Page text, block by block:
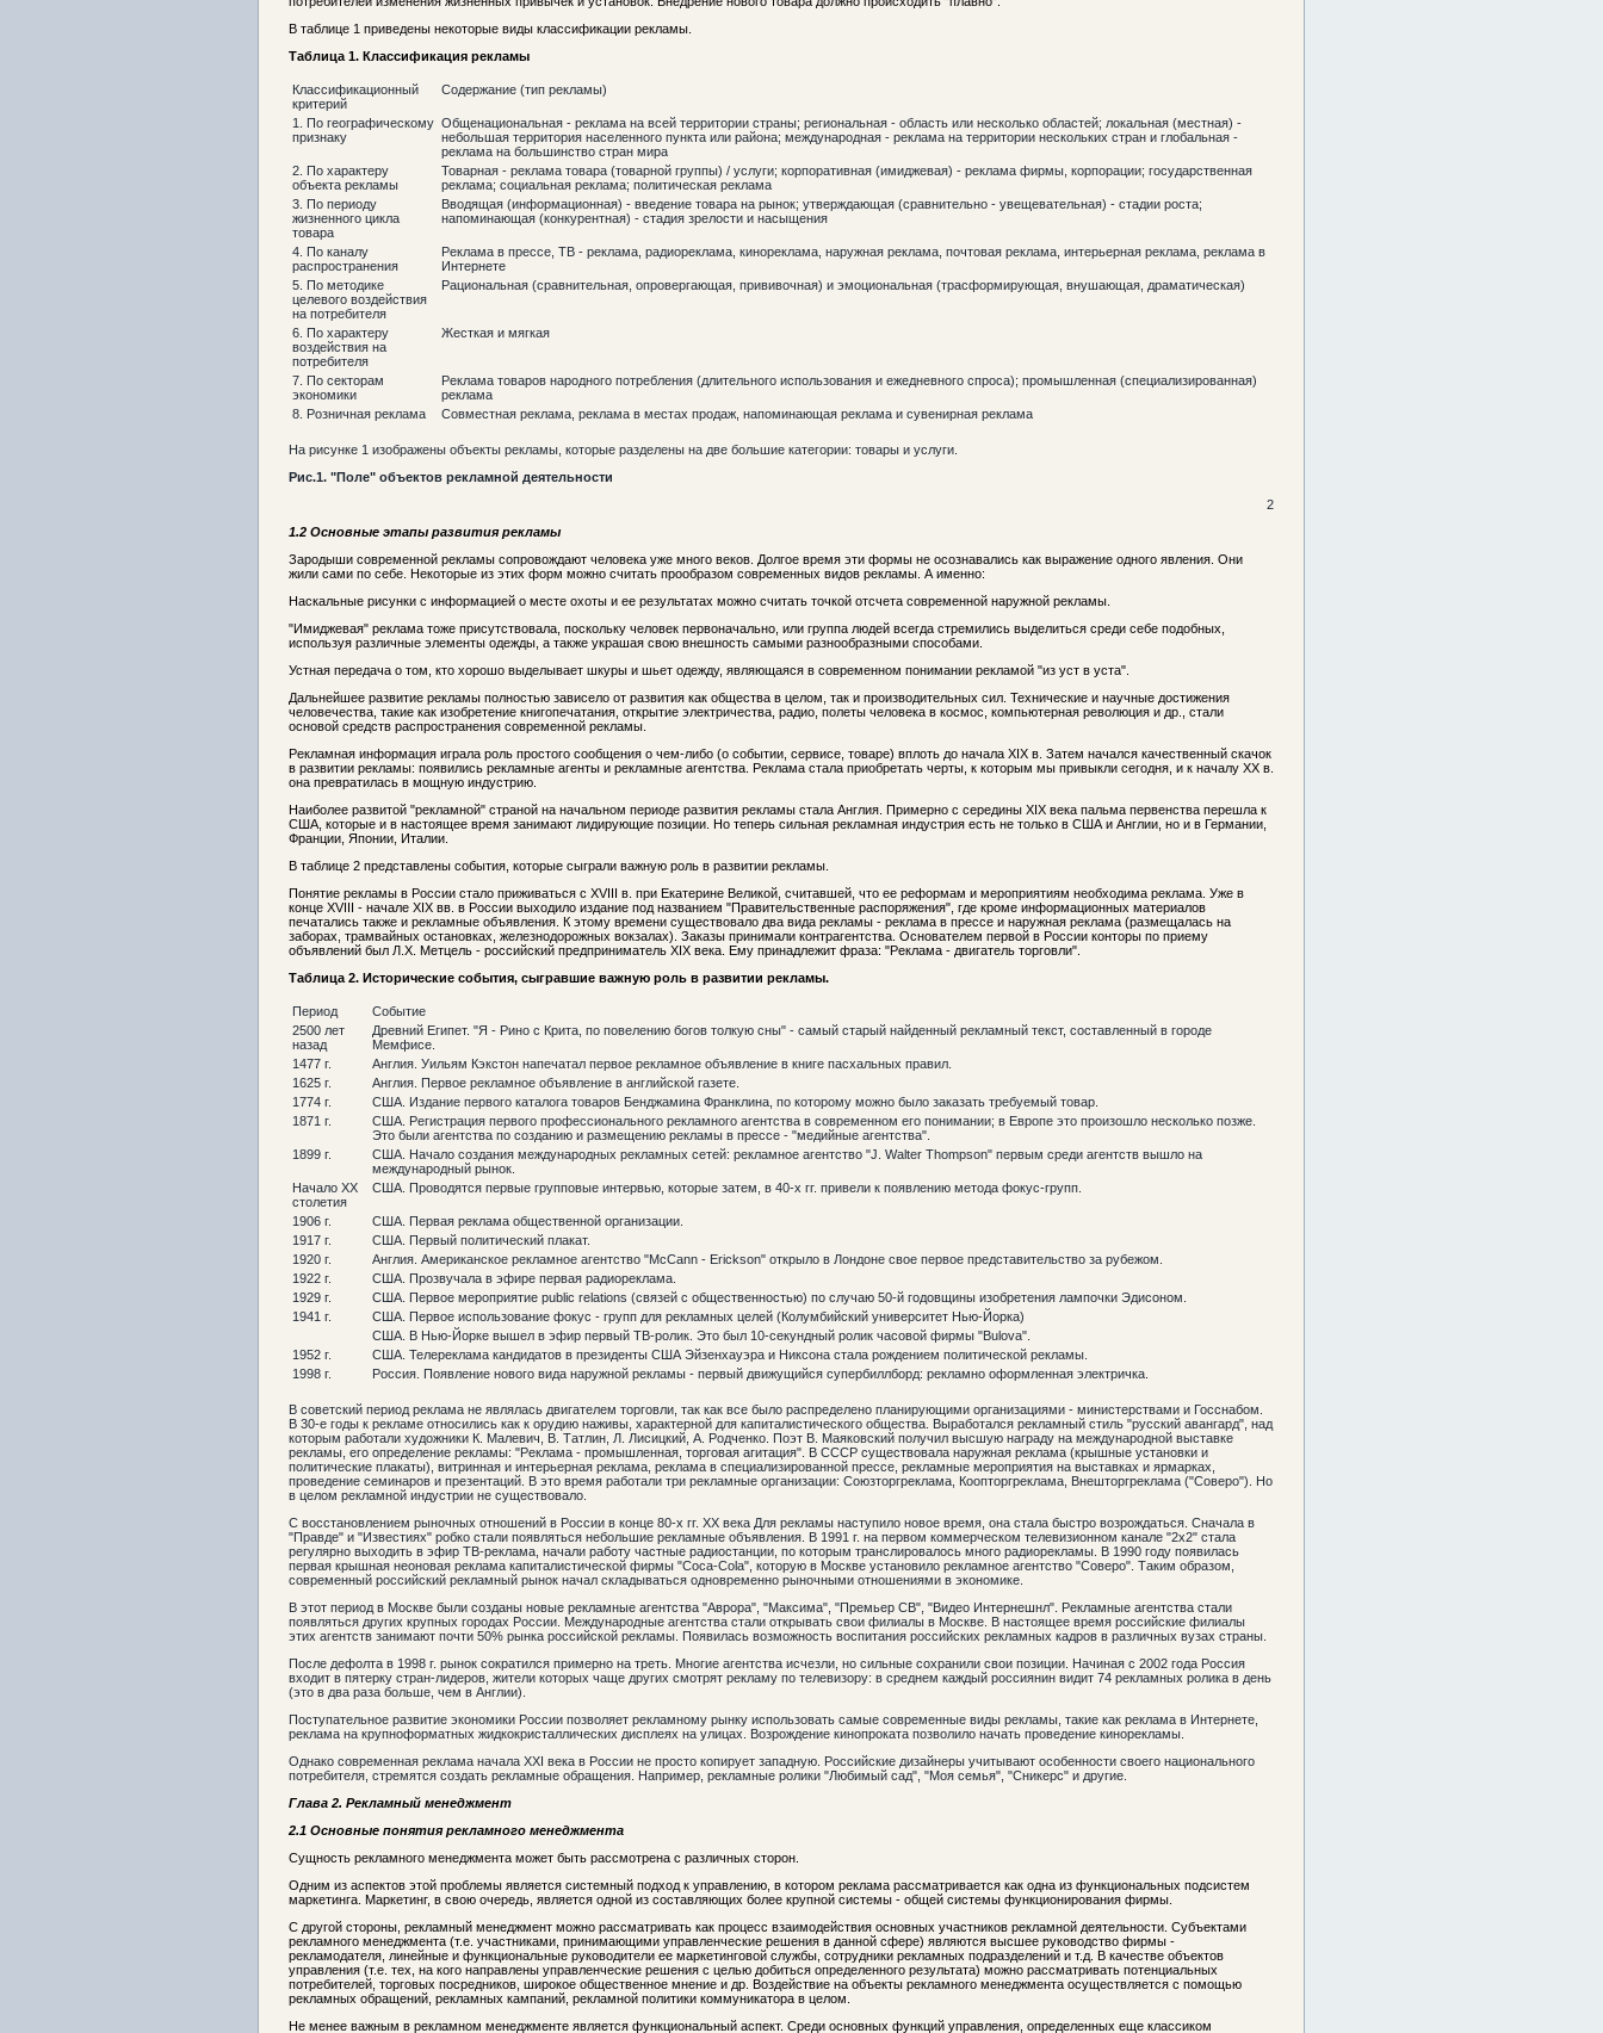
В таблице 1 приведены некоторые виды классификации рекламы.
Таблица 1. Классификация рекламы
Классификационный
критерий
Содержание (тип рекламы)
1. По географическому
признаку
Общенациональная - реклама на всей территории страны; региональная - область или несколько областей; локальная (местная) -
небольшая территория населенного пункта или района; международная - реклама на территории нескольких стран и глобальная -
реклама на большинство стран мира
2. По характеру
объекта рекламы
Товарная - реклама товара (товарной группы) / услуги; корпоративная (имиджевая) - реклама фирмы, корпорации; государственная
реклама; социальная реклама; политическая реклама
3. По периоду
жизненного цикла
товара
Вводящая (информационная) - введение товара на рынок; утверждающая (сравнительно - увещевательная) - стадии роста;
напоминающая (конкурентная) - стадия зрелости и насыщения
4. По каналу
распространения
Реклама в прессе, ТВ - реклама, радиореклама, кинореклама, наружная реклама, почтовая реклама, интерьерная реклама, реклама в
Интернете
5. По методике
целевого воздействия
на потребителя
Рациональная (сравнительная, опровергающая, прививочная) и эмоциональная (трасформирующая, внушающая, драматическая)
6. По характеру
воздействия на
потребителя
Жесткая и мягкая
7. По секторам
экономики
Реклама товаров народного потребления (длительного использования и ежедневного спроса); промышленная (специализированная)
реклама
8. Розничная реклама
Совместная реклама, реклама в местах продаж, напоминающая реклама и сувенирная реклама
На рисунке 1 изображены объекты рекламы, которые разделены на две большие категории: товары и услуги.
Рис.1. "Поле" объектов рекламной деятельности
2
1.2 Основные этапы развития рекламы
Зародыши современной рекламы сопровождают человека уже много веков. Долгое время эти формы не осознавались как выражение одного явления. Они
жили сами по себе. Некоторые из этих форм можно считать прообразом современных видов рекламы. А именно:
Наскальные рисунки с информацией о месте охоты и ее результатах можно считать точкой отсчета современной наружной рекламы.
"Имиджевая" реклама тоже присутствовала, поскольку человек первоначально, или группа людей всегда стремились выделиться среди себе подобных,
используя различные элементы одежды, а также украшая свою внешность самыми разнообразными способами.
Устная передача о том, кто хорошо выделывает шкуры и шьет одежду, являющаяся в современном понимании рекламой "из уст в уста".
Дальнейшее развитие рекламы полностью зависело от развития как общества в целом, так и производительных сил. Технические и научные достижения
человечества, такие как изобретение книгопечатания, открытие электричества, радио, полеты человека в космос, компьютерная революция и др., стали
основой средств распространения современной рекламы.
Рекламная информация играла роль простого сообщения о чем-либо (о событии, сервисе, товаре) вплоть до начала XIX в. Затем начался качественный скачок
в развитии рекламы: появились рекламные агенты и рекламные агентства. Реклама стала приобретать черты, к которым мы привыкли сегодня, и к началу XX в.
она превратилась в мощную индустрию.
Наиболее развитой "рекламной" страной на начальном периоде развития рекламы стала Англия. Примерно с середины XIX века пальма первенства перешла к
США, которые и в настоящее время занимают лидирующие позиции. Но теперь сильная рекламная индустрия есть не только в США и Англии, но и в Германии,
Франции, Японии, Италии.
В таблице 2 представлены события, которые сыграли важную роль в развитии рекламы.
Понятие рекламы в России стало приживаться с XVIII в. при Екатерине Великой, считавшей, что ее реформам и мероприятиям необходима реклама. Уже в
конце XVIII - начале XIX вв. в России выходило издание под названием "Правительственные распоряжения", где кроме информационных материалов
печатались также и рекламные объявления. К этому времени существовало два вида рекламы - реклама в прессе и наружная реклама (размещалась на
заборах, трамвайных остановках, железнодорожных вокзалах). Заказы принимали контрагентства. Основателем первой в России конторы по приему
объявлений был Л.Х. Метцель - российский предприниматель XIX века. Ему принадлежит фраза: "Реклама - двигатель торговли".
Таблица 2. Исторические события, сыгравшие важную роль в развитии рекламы.
Период
Событие
2500 лет
назад
Древний Египет. "Я - Рино с Крита, по повелению богов толкую сны" - самый старый найденный рекламный текст, составленный в городе
Мемфисе.
1477 г.
Англия. Уильям Кэкстон напечатал первое рекламное объявление в книге пасхальных правил.
1625 г.
Англия. Первое рекламное объявление в английской газете.
1774 г.
США. Издание первого каталога товаров Бенджамина Франклина, по которому можно было заказать требуемый товар.
1871 г.
США. Регистрация первого профессионального рекламного агентства в современном его понимании; в Европе это произошло несколько позже.
Это были агентства по созданию и размещению рекламы в прессе - "медийные агентства".
1899 г.
США. Начало создания международных рекламных сетей: рекламное агентство "J. Walter Thompson" первым среди агентств вышло на
международный рынок.
Начало XX
столетия
США. Проводятся первые групповые интервью, которые затем, в 40-х гг. привели к появлению метода фокус-групп.
1906 г.
США. Первая реклама общественной организации.
1917 г.
США. Первый политический плакат.
1920 г.
Англия. Американское рекламное агентство "McCann - Erickson" открыло в Лондоне свое первое представительство за рубежом.
1922 г.
США. Прозвучала в эфире первая радиореклама.
1929 г.
США. Первое мероприятие public relations (связей с общественностью) по случаю 50-й годовщины изобретения лампочки Эдисоном.
1941 г.
США. Первое использование фокус - групп для рекламных целей (Колумбийский университет Нью-Йорка)
США. В Нью-Йорке вышел в эфир первый ТВ-ролик. Это был 10-секундный ролик часовой фирмы "Bulova".
1952 г.
США. Телереклама кандидатов в президенты США Эйзенхауэра и Никсона стала рождением политической рекламы.
1998 г.
Россия. Появление нового вида наружной рекламы - первый движущийся супербиллборд: рекламно оформленная электричка.
В советский период реклама не являлась двигателем торговли, так как все было распределено планирующими организациями - министерствами и Госснабом.
В 30-е годы к рекламе относились как к орудию наживы, характерной для капиталистического общества. Выработался рекламный стиль "русский авангард", над
которым работали художники К. Малевич, В. Татлин, Л. Лисицкий, А. Родченко. Поэт В. Маяковский получил высшую награду на международной выставке
рекламы, его определение рекламы: "Реклама - промышленная, торговая агитация". В СССР существовала наружная реклама (крышные установки и
политические плакаты), витринная и интерьерная реклама, реклама в специализированной прессе, рекламные мероприятия на выставках и ярмарках,
проведение семинаров и презентаций. В это время работали три рекламные организации: Союзторгреклама, Коопторгреклама, Внешторгреклама ("Соверо"). Но
в целом рекламной индустрии не существовало.
С восстановлением рыночных отношений в России в конце 80-х гг. XX века Для рекламы наступило новое время, она стала быстро возрождаться. Сначала в
"Правде" и "Известиях" робко стали появляться небольшие рекламные объявления. В 1991 г. на первом коммерческом телевизионном канале "2х2" стала
регулярно выходить в эфир ТВ-реклама, начали работу частные радиостанции, по которым транслировалось много радиорекламы. В 1990 году появилась
первая крышная неоновая реклама капиталистической фирмы "Coca-Cola", которую в Москве установило рекламное агентство "Соверо". Таким образом,
современный российский рекламный рынок начал складываться одновременно рыночными отношениями в экономике.
В этот период в Москве были созданы новые рекламные агентства "Аврора", "Максима", "Премьер СВ", "Видео Интернешнл". Рекламные агентства стали
появляться других крупных городах России. Международные агентства стали открывать свои филиалы в Москве. В настоящее время российские филиалы
этих агентств занимают почти 50% рынка российской рекламы. Появилась возможность воспитания российских рекламных кадров в различных вузах страны.
После дефолта в 1998 г. рынок сократился примерно на треть. Многие агентства исчезли, но сильные сохранили свои позиции. Начиная с 2002 года Россия
входит в пятерку стран-лидеров, жители которых чаще других смотрят рекламу по телевизору: в среднем каждый россиянин видит 74 рекламных ролика в день
(это в два раза больше, чем в Англии).
Поступательное развитие экономики России позволяет рекламному рынку использовать самые современные виды рекламы, такие как реклама в Интернете,
реклама на крупноформатных жидкокристаллических дисплеях на улицах. Возрождение кинопроката позволило начать проведение кинорекламы.
Однако современная реклама начала XXI века в России не просто копирует западную. Российские дизайнеры учитывают особенности своего национального
потребителя, стремятся создать рекламные обращения. Например, рекламные ролики "Любимый сад", "Моя семья", "Сникерс" и другие.
Глава 2. Рекламный менеджмент
2.1 Основные понятия рекламного менеджмента
Сущность рекламного менеджмента может быть рассмотрена с различных сторон.
Одним из аспектов этой проблемы является системный подход к управлению, в котором реклама рассматривается как одна из функциональных подсистем
маркетинга. Маркетинг, в свою очередь, является одной из составляющих более крупной системы - общей системы функционирования фирмы.
С другой стороны, рекламный менеджмент можно рассматривать как процесс взаимодействия основных участников рекламной деятельности. Субъектами
рекламного менеджмента (т.е. участниками, принимающими управленческие решения в данной сфере) являются высшее руководство фирмы -
рекламодателя, линейные и функциональные руководители ее маркетинговой службы, сотрудники рекламных подразделений и т.д. В качестве объектов
управления (т.е. тех, на кого направлены управленческие решения с целью добиться определенного результата) можно рассматривать потенциальных
потребителей, торговых посредников, широкое общественное мнение и др. Воздействие на объекты рекламного менеджмента осуществляется с помощью
рекламных обращений, рекламных кампаний, рекламной политики коммуникатора в целом.
Не менее важным в рекламном менеджменте является функциональный аспект. Среди основных функций управления, определенных еще классиком